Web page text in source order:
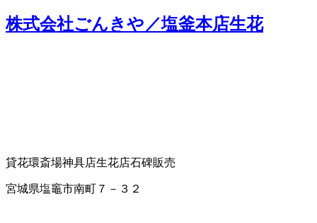
株式会社ごんきや／塩釜本店生花
貸花環斎場神具店生花店石碑販売
宮城県塩竈市南町７－３２